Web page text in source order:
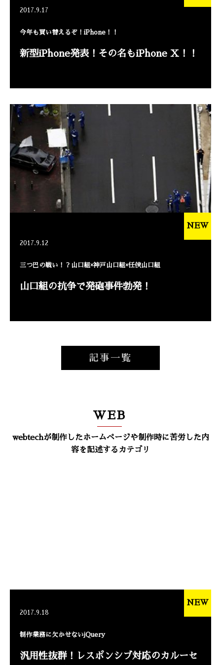
2017.9.17
今年も買い替えるぞ！iPhone！！
新型iPhone発表！その名もiPhone X！！
2017.9.12
三つ巴の戦い！？山口組×神戸山口組×任侠山口組
山口組の抗争で発砲事件勃発！
NEW
記事一覧
WEB
webtechが制作したホームページや制作時に苦労した内
容を記述するカテゴリ
2017.9.18
制作業務に欠かせないjQuery
汎用性抜群！レスポンシブ対応のカルーセ
NEW